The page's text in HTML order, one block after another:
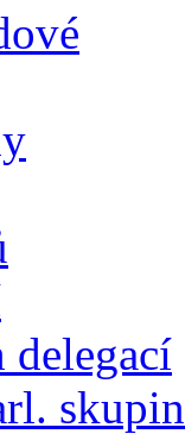
delegací
skupin